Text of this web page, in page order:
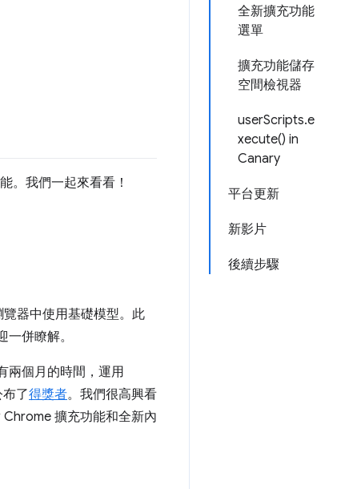
全新擴充功能
選單
擴充功能儲存
空間檢視器
userScripts.e
xecute() in
Canary
平台更新
新影片
後續步驟
。我們一起來看看！
器中使用基礎模型。此
併瞭解。
兩個月的時間，運用
了得獎者。我們很高興看
擴充功能和全新內